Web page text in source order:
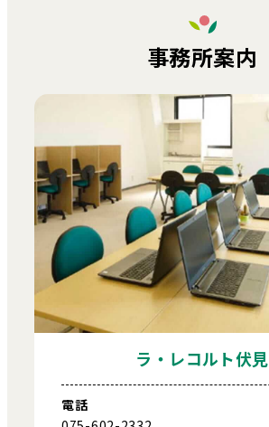
事務所案内
ラ・レコルト伏見
電話